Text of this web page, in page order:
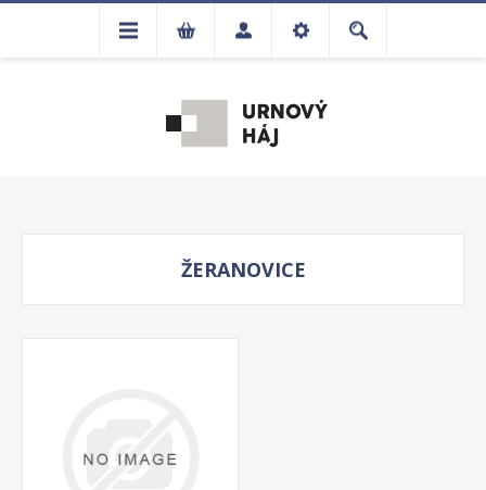
ŽERANOVICE